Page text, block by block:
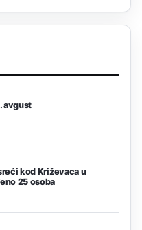
avgust
kod Križevaca u
25 osoba